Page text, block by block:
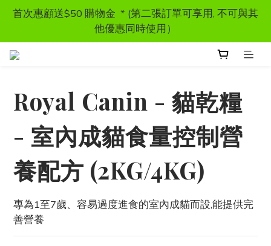
首次惠顧送$50 購物金  * (第二張訂單可享用, 不可與其
他優惠同時使用）
首次惠顧送$50 購物金  * (第二張訂單可享用, 不可與其
他優惠同時使用）
訂單滿HKD300 以上可享香港免運費
首次惠顧送$50 購物金  * (第二張訂單可享用, 不可與其
Royal Canin - 貓乾糧
- 室內成貓食量控制營
養配方 (2KG/4KG)
專為1至7歲、容易過度進食的室內成貓而設,能提供完
善營養